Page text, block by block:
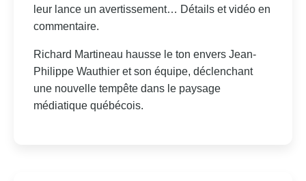
leur lance un avertissement… Détails et vidéo en
commentaire.
Richard Martineau hausse le ton envers Jean-
Philippe Wauthier et son équipe, déclenchant
une nouvelle tempête dans le paysage
médiatique québécois.